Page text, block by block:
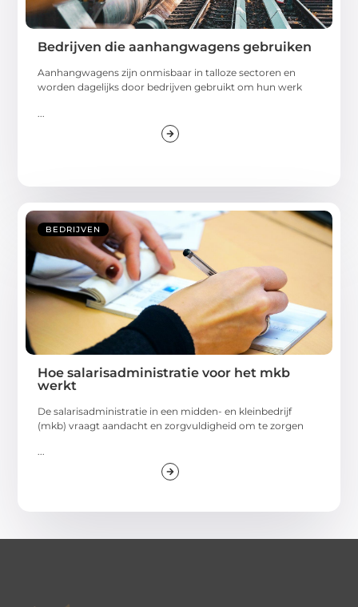
Bedrijven die aanhangwagens gebruiken
Aanhangwagens zijn onmisbaar in talloze sectoren en
worden dagelijks door bedrijven gebruikt om hun werk
BEDRIJVEN
Hoe salarisadministratie voor het mkb
werkt
De salarisadministratie in een midden- en kleinbedrijf
(mkb) vraagt aandacht en zorgvuldigheid om te zorgen